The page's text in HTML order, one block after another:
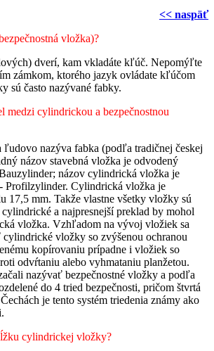
<< naspäť
vložka)?
dverí, kam vkladáte kľúč. Nepomýľte
zámkom, ktorého jazyk ovládate kľúčom
sú často nazývané fabky.
medzi cylindrickou a bezpečnostnou
nazýva fabka (podľa tradičnej českej
názov stavebná vložka je odvodený
názov cylindrická vložka je
Profilzylinder. Cylindrická vložka je
17,5 mm. Takže vlastne všetky vložky sú
cylindrické a najpresnejší preklad by mohol
vložka. Vzhľadom na vývoj vložiek sa
vložky so zvýšenou ochranou
kopírovaniu prípadne i vložiek so
odvŕtaniu alebo vyhmataniu planžetou.
nazývať bezpečnostné vložky a podľa
do 4 tried bezpečnosti, pričom štvrtá
je tento systém triedenia známy ako
cylindrickej vložky?